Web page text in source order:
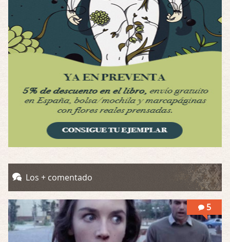
Possession
Por: Luar
Se llama la posesión en castellano, está …
Por: Mariano
Una película normalita, nada del otro mun …
Obsession
Possession
Por: Mountain
Llevo toda una vida para verla y nunca lo …
Los + comentado
5